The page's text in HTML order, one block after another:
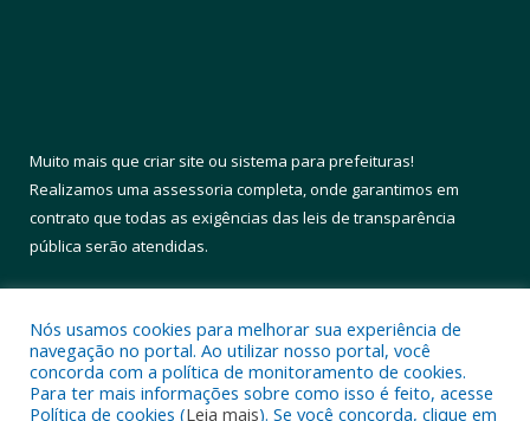
Muito mais que criar site ou sistema para prefeituras!
Realizamos uma assessoria completa, onde garantimos em
contrato que todas as exigências das leis de transparência
pública serão atendidas.
Nós usamos cookies para melhorar sua experiência de
navegação no portal. Ao utilizar nosso portal, você
concorda com a política de monitoramento de cookies.
Para ter mais informações sobre como isso é feito, acesse
Política de cookies (Leia mais). Se você concorda, clique em